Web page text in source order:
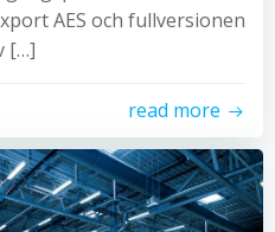
AES och fullversionen
[…]
read more